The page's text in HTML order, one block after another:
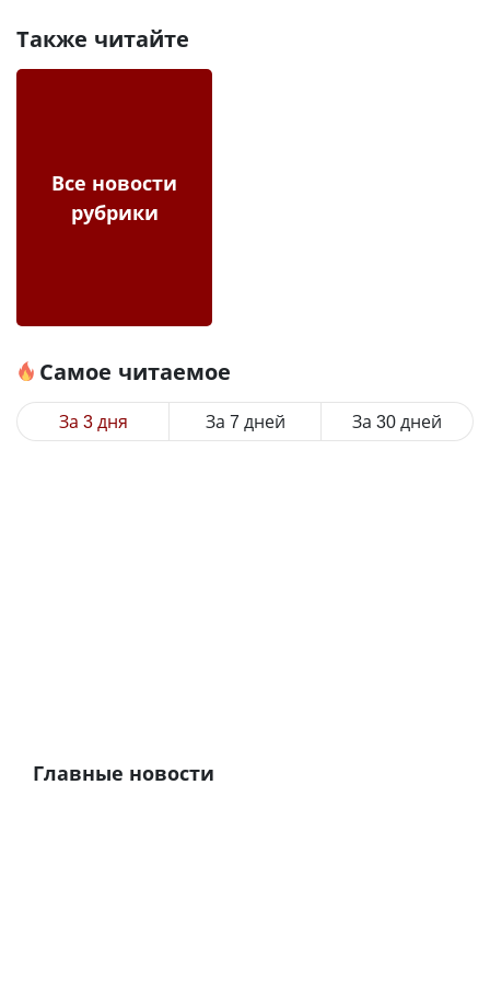
Также читайте
Все новости
рубрики
Самое читаемое
За 3 дня За 7 дней За 30 дней
Главные новости